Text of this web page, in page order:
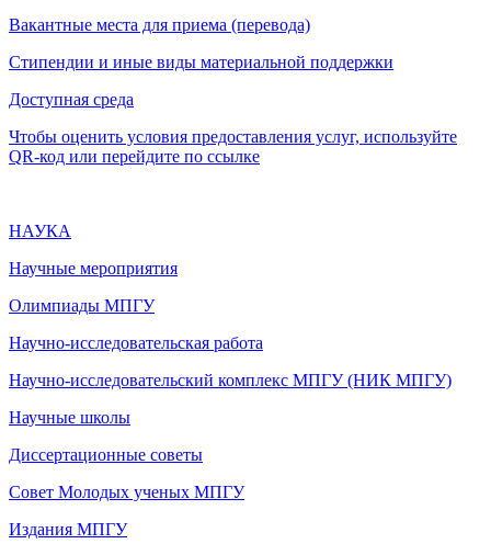
Вакантные места для приема (перевода)
Стипендии и иные виды материальной поддержки
Доступная среда
Чтобы оценить условия предоставления услуг, используйте
QR-код или перейдите по ссылке
НАУКА
Научные мероприятия
Олимпиады МПГУ
Научно-исследовательская работа
Научно-исследовательский комплекс МПГУ (НИК МПГУ)
Научные школы
Диссертационные советы
Совет Молодых ученых МПГУ
Издания МПГУ